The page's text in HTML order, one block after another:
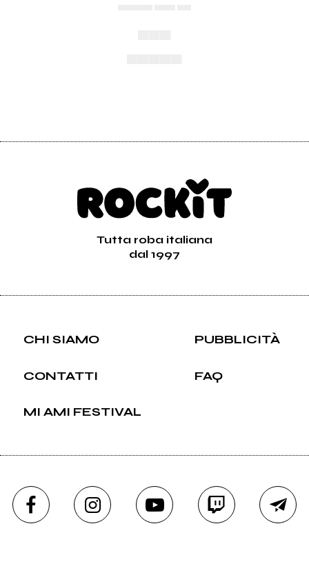
Tutta roba italiana
dal 1997
CHI SIAMO PUBBLICITÀ
CONTATTI FAQ
MI AMI FESTIVAL